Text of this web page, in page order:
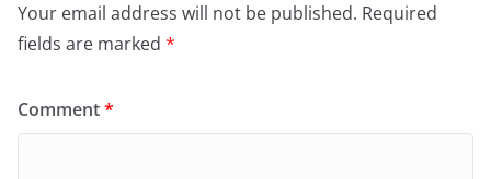
Your email address will not be published. Required
fields are marked *
Comment*